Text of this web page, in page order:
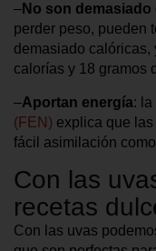
–No son demasiado
perder peso, pueden
demasiado calóricas,
calorías y 18 gramos
–Aportan energía: la
(FEN) explica que
fácil asimilación
Con las
recetas
Con las uvas